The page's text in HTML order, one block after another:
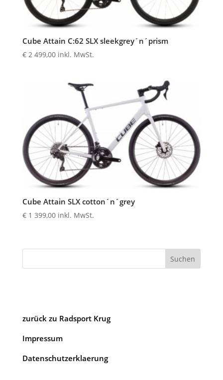
Cube Attain C:62 SLX sleekgrey´n´prism
€2 499,00 inkl. MwSt.
Cube Attain SLX cotton´n´grey
€1 399,00 inkl. MwSt.
Suchen
zurück zu Radsport Krug
Impressum
Datenschutzerklaerung